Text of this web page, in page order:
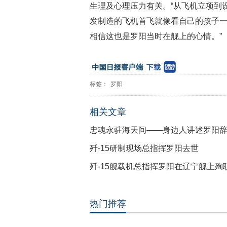
生理及心理压力有关。“从飞机立项
发制造的飞机首飞就像看自己的孩子
相信这也是罗阳当时在舰上的心情。”
标签： 罗阳
相关文章
忠魂永驻海天间——身边人讲述罗阳
歼-15研制现场总指挥罗阳去世
歼-15舰载机总指挥罗阳在辽宁舰上殉
热门推荐